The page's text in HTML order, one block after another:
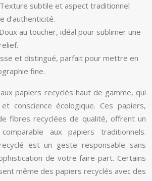
Texture subtile et aspect traditionnel
d’authenticité.
Doux au toucher, idéal pour sublimer une
et distingué, parfait pour mettre en
fine.
papiers recyclés haut de gamme, qui
conscience écologique. Ces papiers,
fibres recyclées de qualité, offrent un
aux papiers traditionnels.
est un geste responsable sans
de votre faire-part. Certains
même des papiers recyclés avec des